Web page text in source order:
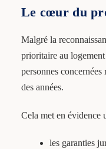
Le cœur du
Malgré la
prioritaire au
personnes
des années.
Cela met en évidence
les garanties